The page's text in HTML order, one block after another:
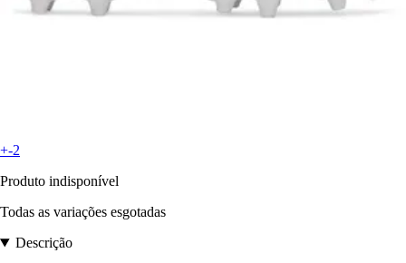
+-2
Produto indisponível
Todas as variações esgotadas
Descrição